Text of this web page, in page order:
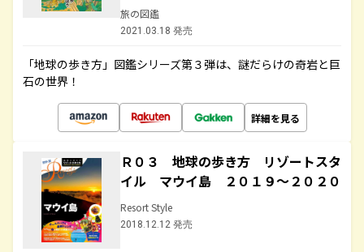
旅の図鑑
2021.03.18 発売
「地球の歩き方」図鑑シリーズ第３弾は、謎だらけの奇岩と巨
石の世界！
詳細を見る
Ｒ０３ 地球の歩き方 リゾートスタ
イル マウイ島 ２０１９～２０２０
Resort Style
2018.12.12 発売